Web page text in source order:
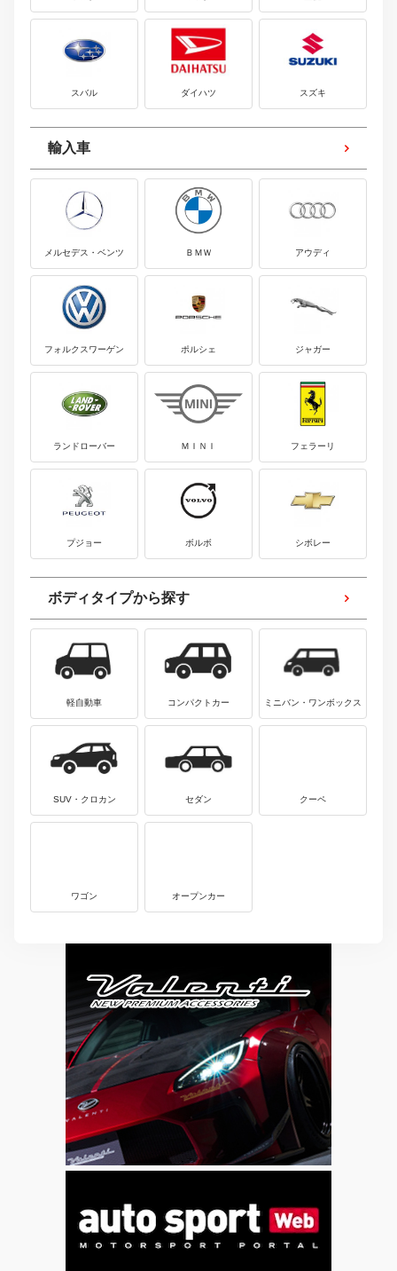
スバル ダイハツ スズキ
輸入車
メルセデス・ベンツ ＢＭＷ アウディ
フォルクスワーゲン ポルシェ ジャガー
ランドローバー ＭＩＮＩ フェラーリ
プジョー ボルボ シボレー
ボディタイプから探す
軽自動車 コンパクトカー ミニバン・ワンボックス
SUV・クロカン セダン クーペ
ワゴン オープンカー